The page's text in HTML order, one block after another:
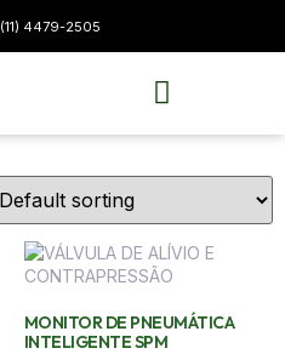
(11) 4479-2505
MONITOR DE PNEUMÁTICA
INTELIGENTE SPM